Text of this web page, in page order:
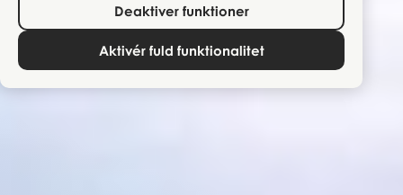
Deaktiver funktioner
Aktivér fuld funktionalitet